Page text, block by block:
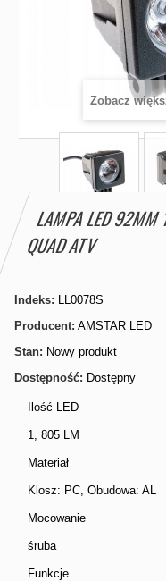
Zobacz
LAMPA LED 92MM
QUAD ATV
Indeks: LL0078S
Producent: AMSTAR LED
Stan: Nowy produkt
Dostępność: Dostępny
Ilość LED
1, 805 LM
Materiał
Klosz: PC, Obudowa: AL
Mocowanie
śruba
Funkcje